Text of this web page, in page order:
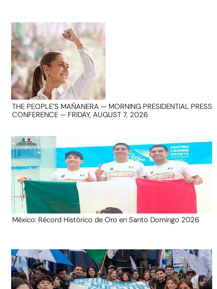
THE PEOPLE’S MAÑANERA — MORNING PRESIDENTIAL PRESS
CONFERENCE — FRIDAY, AUGUST 7, 2026
México: Récord Histórico de Oro en Santo Domingo 2026